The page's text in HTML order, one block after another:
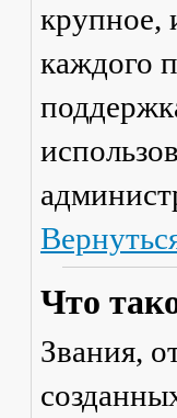
крупное,
каждого
Что
Звания,